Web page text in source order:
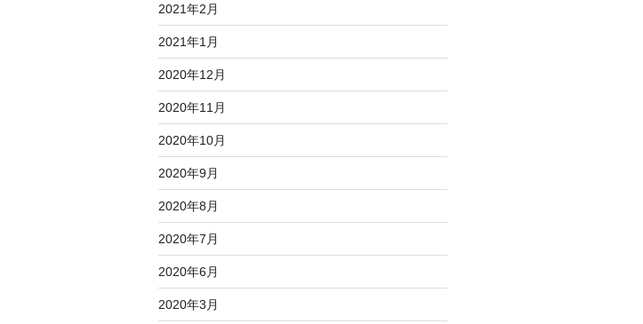
2021年2月
2021年1月
2020年12月
2020年11月
2020年10月
2020年9月
2020年8月
2020年7月
2020年6月
2020年3月